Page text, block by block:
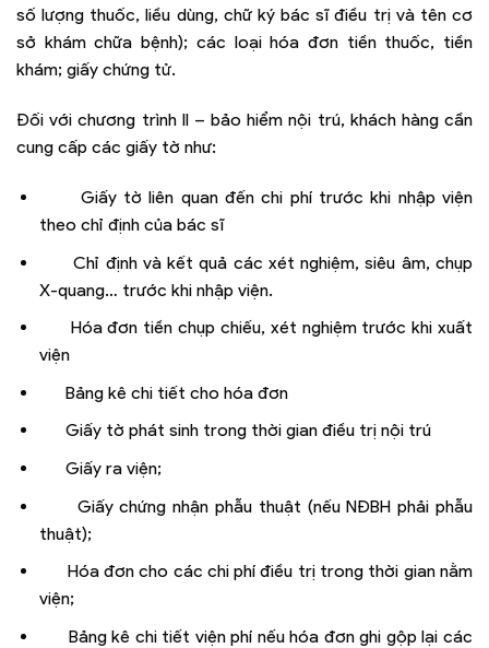
số lượng thuốc, liều dùng, chữ ký bác sĩ điều trị và tên cơ
sở khám chữa bệnh); các loại hóa đơn tiền thuốc, tiền
khám; giấy chứng tử.
Đối với chương trình II – bảo hiểm nội trú, khách hàng cần
cung cấp các giấy tờ như:
Giấy tờ liên quan đến chi phí trước khi nhập viện
theo chỉ định của bác sĩ
Chỉ định và kết quả các xét nghiệm, siêu âm, chụp
X-quang… trước khi nhập viện.
Hóa đơn tiền chụp chiếu, xét nghiệm trước khi xuất
viện
Bảng kê chi tiết cho hóa đơn
Giấy tờ phát sinh trong thời gian điều trị nội trú
Giấy ra viện;
Giấy chứng nhận phẫu thuật (nếu NĐBH phải phẫu
thuật);
Hóa đơn cho các chi phí điều trị trong thời gian nằm
viện;
Bảng kê chi tiết viện phí nếu hóa đơn ghi gộp lại các